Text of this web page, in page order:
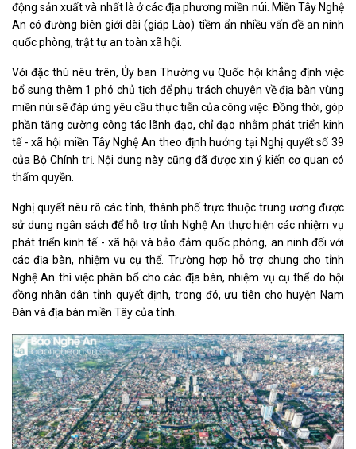
động sản xuất và nhất là ở các địa phương miền núi. Miền Tây Nghệ
An có đường biên giới dài (giáp Lào) tiềm ẩn nhiều vấn đề an ninh
quốc phòng, trật tự an toàn xã hội.
Với đặc thù nêu trên, Ủy ban Thường vụ Quốc hội khẳng định việc
bổ sung thêm 1 phó chủ tịch để phụ trách chuyên về địa bàn vùng
miền núi sẽ đáp ứng yêu cầu thực tiễn của công việc. Đồng thời, góp
phần tăng cường công tác lãnh đạo, chỉ đạo nhằm phát triển kinh
tế - xã hội miền Tây Nghệ An theo định hướng tại Nghị quyết số 39
của Bộ Chính trị. Nội dung này cũng đã được xin ý kiến cơ quan có
thẩm quyền.
Nghị quyết nêu rõ các tỉnh, thành phố trực thuộc trung ương được
sử dụng ngân sách để hỗ trợ tỉnh Nghệ An thực hiện các nhiệm vụ
phát triển kinh tế - xã hội và bảo đảm quốc phòng, an ninh đối với
các địa bàn, nhiệm vụ cụ thể. Trường hợp hỗ trợ chung cho tỉnh
Nghệ An thì việc phân bổ cho các địa bàn, nhiệm vụ cụ thể do hội
đồng nhân dân tỉnh quyết định, trong đó, ưu tiên cho huyện Nam
Đàn và địa bàn miền Tây của tỉnh.